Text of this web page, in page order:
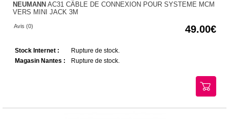
NEUMANN AC31 CÂBLE DE CONNEXION POUR SYSTEME MCM
VERS MINI JACK 3M
Avis (0) 49.00
Stock Internet :
Rupture de stock.
Magasin Nantes :
Rupture de stock.